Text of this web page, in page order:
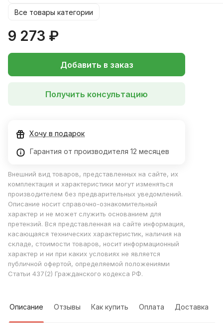
Все товары категории
9 273 ₽
Добавить в заказ
Получить консультацию
Хочу в подарок
Гарантия от производителя 12 месяцев
Внешний вид товаров, представленных на сайте, их
комплектация и характеристики могут изменяться
производителем без предварительных уведомлений.
Описание носит справочно-ознакомительный
характер и не может служить основанием для
претензий. Вся представленная на сайте информация,
касающаяся технических характеристик, наличия на
складе, стоимости товаров, носит информационный
характер и ни при каких условиях не является
публичной офертой, определяемой положениями
Статьи 437(2) Гражданского кодекса РФ.
Описание Отзывы Как купить Оплата Доставка